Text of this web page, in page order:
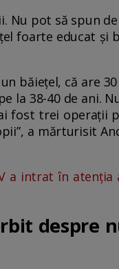
Nu pot să spun
foarte educat și
băiețel, că are
la 38-40 de ani.
fost trei operații
a mărturisit
a intrat în atenția
despre